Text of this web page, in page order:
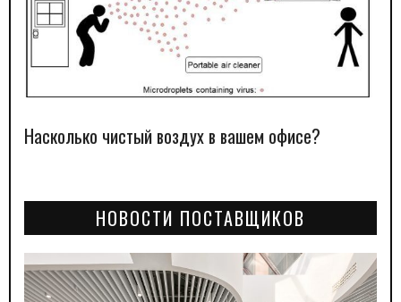
Насколько чистый воздух в вашем офисе?
НОВОСТИ ПОСТАВЩИКОВ